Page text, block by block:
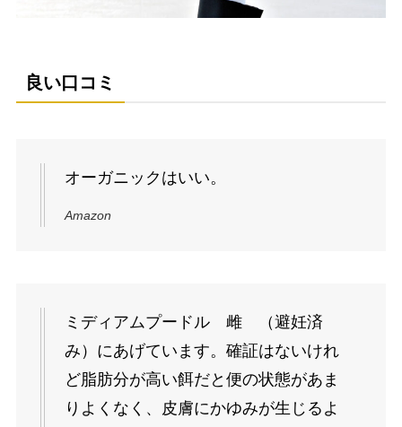
良い口コミ
オーガニックはいい。
Amazon
ミディアムプードル 雌 （避妊済
み）にあげています。確証はないけれ
ど脂肪分が高い餌だと便の状態があま
りよくなく、皮膚にかゆみが生じるよ